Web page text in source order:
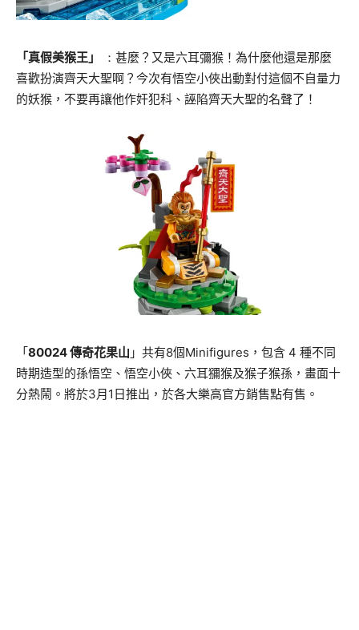
「真假美猴王」 ： 甚麼？又是六耳彌猴！為什麼他還是那麼
喜歡扮演齊天大聖啊？ 今次有悟空小俠出動對付這個不自量力
的妖猴， 不要再讓他作奸犯科、誣陷齊天大聖的名聲了！
「80024傳奇花果山 」 共有8個Minifigures ，包含 4 種不同
時期造型的孫悟空、悟空小俠、六耳獼猴及猴子猴孫， 畫面十
分熱鬧。 將於3月1 日推出，於各大樂高官方銷售點有售。